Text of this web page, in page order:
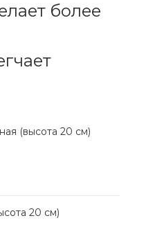
более
(высота 20 см)
20 см)